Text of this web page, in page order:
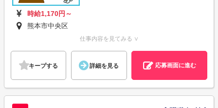
時給1,170円～
熊本市中央区
仕事内容を見てみる ∨
キープする 詳細を見る 応募画面に進む